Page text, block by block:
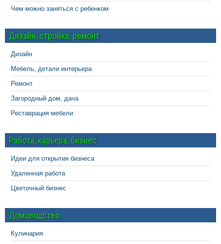
Чем можно заняться с ребенком
Дизайн, стройка, ремонт
Дизайн
Мебель, детали интерьера
Ремонт
Загородный дом, дача
Реставрация мебели
Работа, карьера, бизнес
Идеи для открытия бизнеса
Удаленная работа
Цветочный бизнес
Домоводство
Кулинария